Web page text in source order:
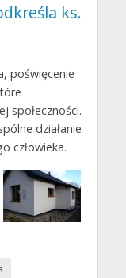
ks.
poświęcenie
społeczności.
działanie
człowieka.